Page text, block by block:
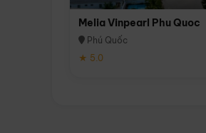
Melia Vinpearl Phu Quoc
Phú Quốc
★ 5.0